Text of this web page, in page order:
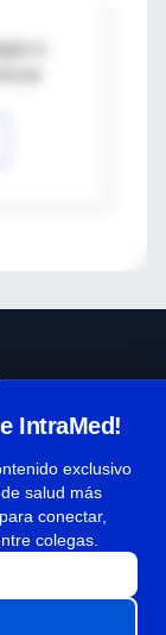
o
IntraMed!
exclusivo
salud más
conectar,
colegas.
2026